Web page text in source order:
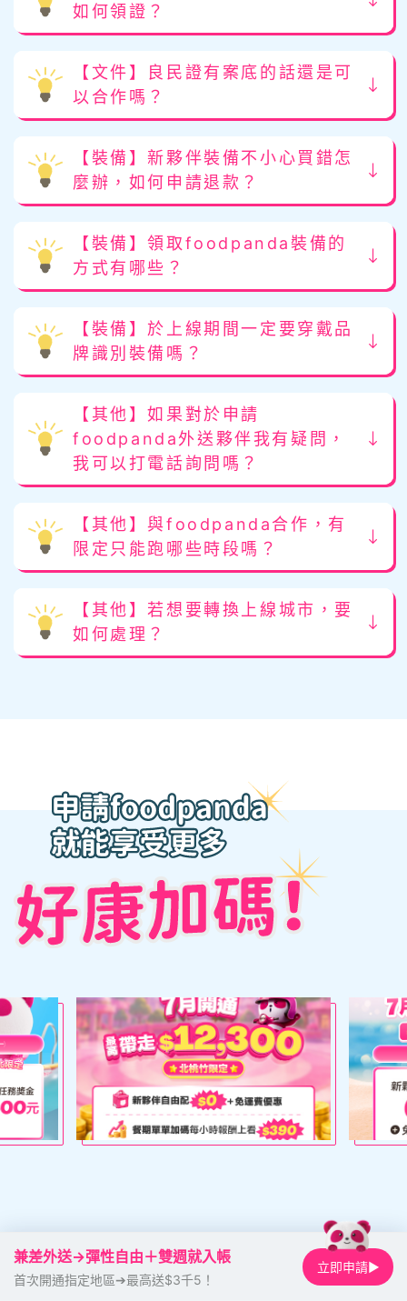
如何領證？
【文件】良民證有案底的話還是可
以合作嗎？
【裝備】新夥伴裝備不小心買錯怎
麼辦，如何申請退款？
【裝備】領取foodpanda裝備的
方式有哪些？
【裝備】於上線期間一定要穿戴品
牌識別裝備嗎？
【其他】如果對於申請
foodpanda外送夥伴我有疑問，
我可以打電話詢問嗎？
【其他】與foodpanda合作，有
限定只能跑哪些時段嗎？
【其他】若想要轉換上線城市，要
如何處理？
兼差外送→彈性自由＋雙週就入帳
首次開通指定地區➔最高送$3千5！
立即申請▶